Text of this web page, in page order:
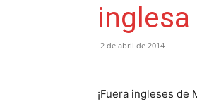
inglesa
2 de abril de 2014
¡Fuera ingleses de